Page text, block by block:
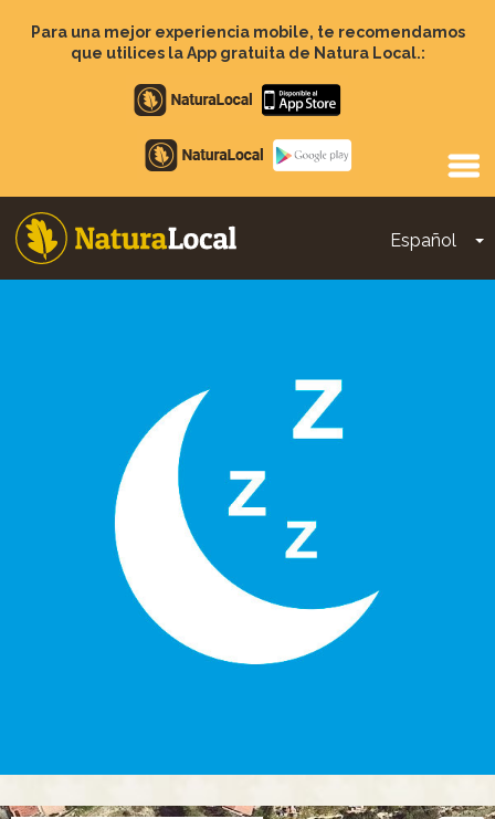
contenido
Para una mejor experiencia mobile, te recomendamos
que utilices la App gratuita de Natura Local.:
Apple
store
Google
Play
Español
Main